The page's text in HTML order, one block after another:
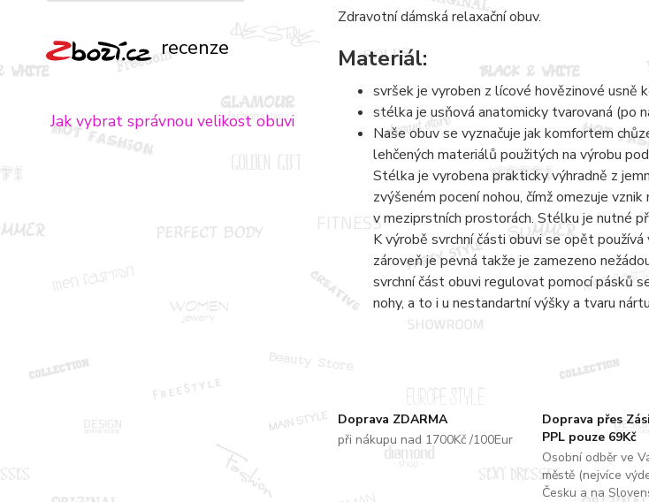
recenze
Jak vybrat správnou velikost obuvi
Doprava ZDARMA
při nákupu nad 1700Kč /100Eur
Doprava přes
PPL pouze 69Kč
Osobní odběr ve
městě (nejvíce
Česku a na
Zdravotní dámská relaxační obuv.
Materiál:
svršek je vyroben z lícové hovězinové usně
stélka je usňová anatomicky tvarovaná (po
Naše obuv se vyznačuje jak komfortem
lehčených materiálů použitých na výrobu
Stélka je vyrobena prakticky výhradně z
zvýšeném pocení nohou, čímž omezuje
v meziprstních prostorách. Stélku je nutné
K výrobě svrchní části obuvi se opět
zároveň je pevná takže je zamezeno
svrchní část obuvi regulovat pomocí pásků
nohy, a to i u nestandartní výšky a tvaru